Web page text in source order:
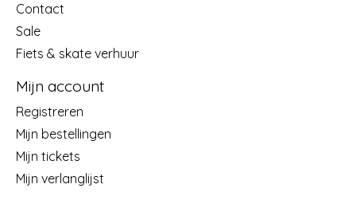
Contact
Sale
Fiets & skate verhuur
Mijn account
Registreren
Mijn bestellingen
Mijn tickets
Mijn verlanglijst